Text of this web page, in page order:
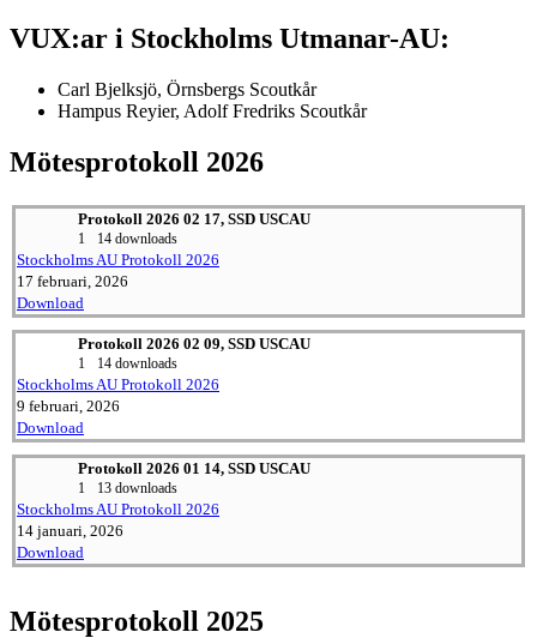
VUX:ar i Stockholms Utmanar-AU:
Carl Bjelksjö, Örnsbergs Scoutkår
Hampus Reyier, Adolf Fredriks Scoutkår
Mötesprotokoll 2026
Protokoll 2026 02 17, SSD USCAU
1 14 downloads
Stockholms AU Protokoll 2026
17 februari, 2026
Download
Protokoll 2026 02 09, SSD USCAU
1 14 downloads
Stockholms AU Protokoll 2026
9 februari, 2026
Download
Protokoll 2026 01 14, SSD USCAU
1 13 downloads
Stockholms AU Protokoll 2026
14 januari, 2026
Download
Mötesprotokoll 2025